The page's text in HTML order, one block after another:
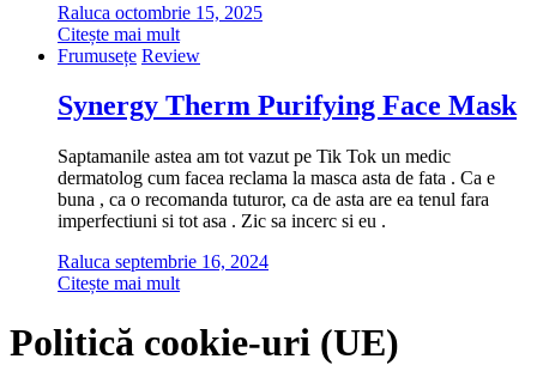
Raluca octombrie 15, 2025
Citește mai mult
Frumusețe Review
Synergy Therm Purifying Face Mask
Saptamanile astea am tot vazut pe Tik Tok un medic
dermatolog cum facea reclama la masca asta de fata . Ca e
buna , ca o recomanda tuturor, ca de asta are ea tenul fara
imperfectiuni si tot asa . Zic sa incerc si eu .
Raluca septembrie 16, 2024
Citește mai mult
Politică cookie-uri (UE)